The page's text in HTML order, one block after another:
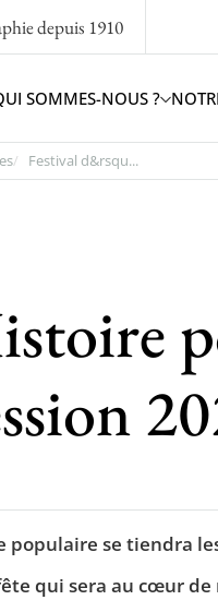
depuis 1910
SOMMES-NOUS ?
Festival d&rsqu...
populaire se tiendra
qui sera au cœur